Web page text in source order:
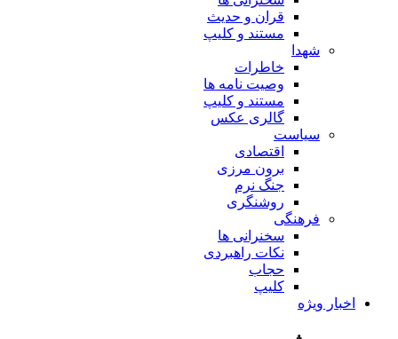
قران و حدیث
مستند و کلیپ
شهدا
خاطرات
وصیت نامه ها
مستند و کلیپ
گالری عکس
سیاست
اقتصادی
برون مرزی
جنگ نرم
روشنگری
فرهنگی
سخنرانی ها
نکات راهبردی
حجاب
کلیپ
اخبار ویژه